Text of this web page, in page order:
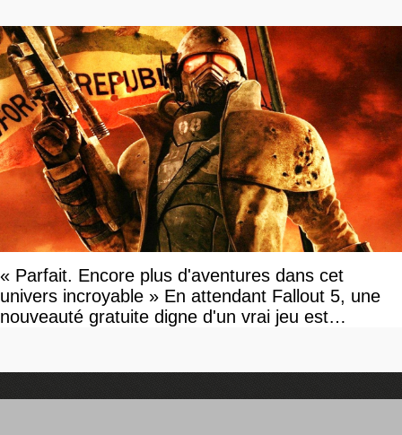
« Parfait. Encore plus d'aventures dans cet
univers incroyable » En attendant Fallout 5, une
nouveauté gratuite digne d'un vrai jeu est